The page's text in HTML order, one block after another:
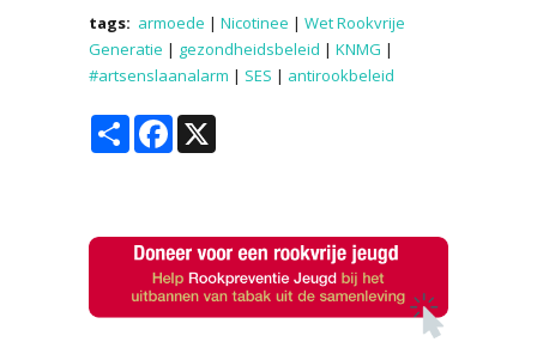
tags: armoede | Nicotinee | Wet Rookvrije
Generatie | gezondheidsbeleid | KNMG |
#artsenslaanalarm | SES | antirookbeleid
Share Facebook